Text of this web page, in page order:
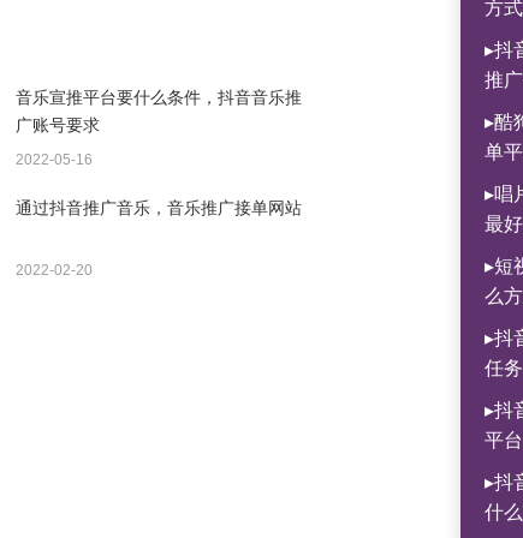
音乐宣推平台要什么条件，抖音音乐推
广账号要求
2022-05-16
通过抖音推广音乐，音乐推广接单网站
2022-02-20
方式
▸抖
推
▸酷
单
▸唱
最
▸短
么
▸抖
任务
▸抖
平
▸抖
什